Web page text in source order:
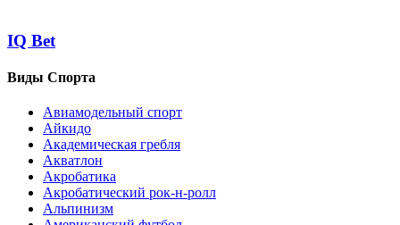
IQ Bet
Виды Спорта
Авиамодельный спорт
Айкидо
Академическая гребля
Акватлон
Акробатика
Акробатический рок-н-ролл
Альпинизм